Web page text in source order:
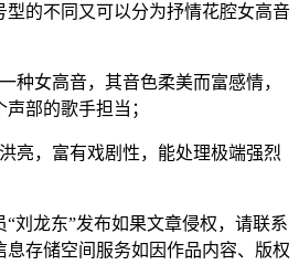
型的不同又可以分为抒情花腔女高音
种女高音，其音色柔美而富感情，
部的歌手担当；
亮，富有戏剧性，能处理极端强烈
“刘龙东”发布如果文章侵权，请联系
存储空间服务如因作品内容、版权